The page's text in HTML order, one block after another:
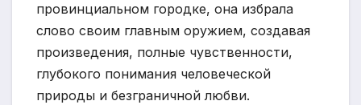
провинциальном городке, она избрала
слово своим главным оружием, создавая
произведения, полные чувственности,
глубокого понимания человеческой
природы и безграничной любви.